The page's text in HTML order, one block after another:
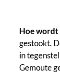
Hoe
gestookt.
in
Gemoute